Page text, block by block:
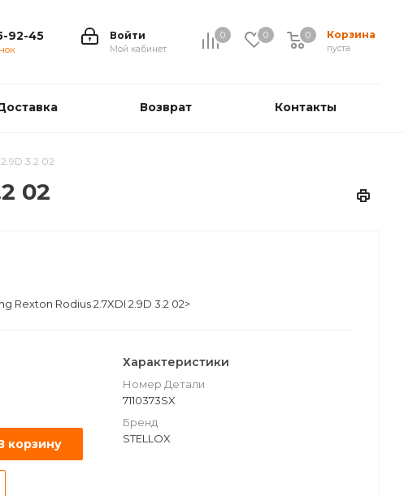
0 0 Корзина
0
пуста
0
Войти
Мой кабинет
92-45
Возврат Контакты
3.2 02
02
Rexton Rodius 2.7XDI 2.9D 3.2 02>
корзину
Характеристики
Номер Детали
7110373SX
Бренд
STELLOX